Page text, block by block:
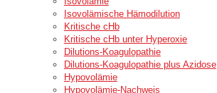
Isovolämische Hämodilution
Kritische cHb
Kritische cHb unter Hyperoxie
Dilutions-Koagulopathie
Dilutions-Koagulopathie plus Azidose
Hypovolämie
Hypovolämie-Nachweis